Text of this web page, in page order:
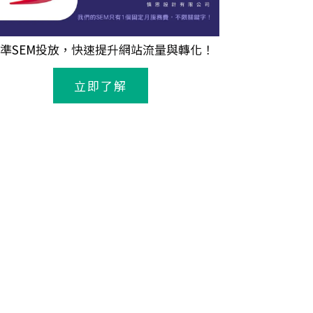
SEM投放，快速提升網站流量與轉化！
立即了解